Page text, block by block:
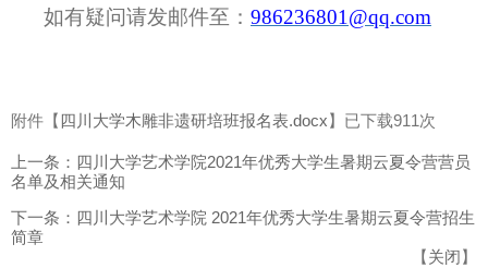
如有疑问请发邮件至： 986236801 @qq.com
附件【 四川大学木雕非遗研培班报名表.docx】已下载911次
上一条：四川大学艺术学院2021年优秀大学生暑期云夏令营营员
名单及相关通知
下一条：四川大学艺术学院 2021年优秀大学生暑期云夏令营招生
简章
【关闭】